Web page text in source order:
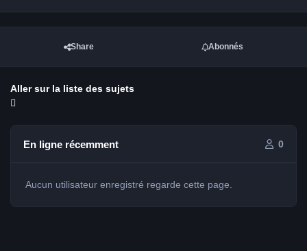
Share Abonnés
Aller sur la liste des sujets
En ligne récemment 0
Aucun utilisateur enregistré regarde cette page.